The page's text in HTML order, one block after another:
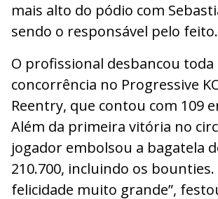
mais alto do pódio com
sendo o responsável pelo feito.
O profissional desbancou toda
concorrência no Progressive
Reentry, que contou com 109
Além da primeira vitória no
jogador embolsou a bagatela
210.700, incluindo os bounties.
felicidade muito grande”,